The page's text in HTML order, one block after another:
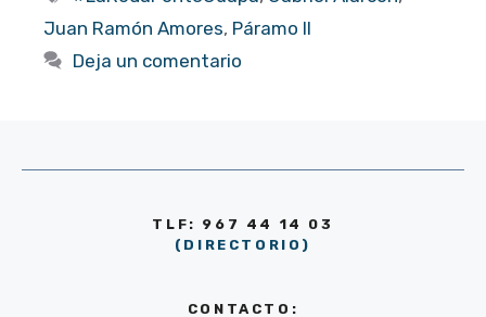
Juan Ramón Amores, Páramo II
Deja un comentario
TLF: 967 44 14 03
(DIRECTORIO)
CONTACTO: